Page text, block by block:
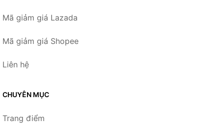
Mã giảm giá Lazada
Mã giảm giá Shopee
Liên hệ
CHUYÊN MỤC
Trang điểm